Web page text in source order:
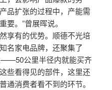
品扩张的过程中，产能需
要。”曾展晖说。
享有的优势。顺德不光培
名家电品牌，还聚集了
——50公里半径内就能买齐
些看得见的部件，这里还
通消费者看不到的环节。